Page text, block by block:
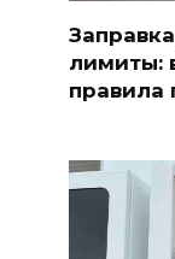
лимиты:
правила